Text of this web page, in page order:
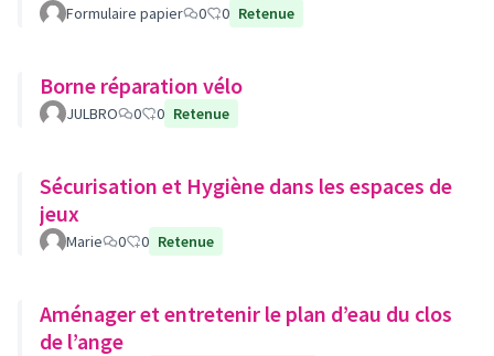
Formulaire papier 0 0 Retenue
Borne réparation vélo
JULBRO 0 0 Retenue
Sécurisation et Hygiène dans les espaces de
jeux
Marie 0 0 Retenue
Aménager et entretenir le plan d’eau du clos
de l’ange